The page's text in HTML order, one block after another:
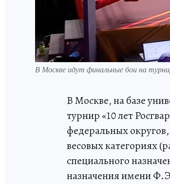
В Москве идут финальные бои на
В Москве, на базе
турнир «10 лет
федеральных
весовых категориях
специального
назначения имени